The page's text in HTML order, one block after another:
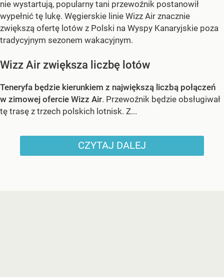
nie wystartują, popularny tani przewoźnik postanowił
wypełnić tę lukę. Węgierskie linie Wizz Air znacznie
zwiększą ofertę lotów z Polski na Wyspy Kanaryjskie poza
tradycyjnym sezonem wakacyjnym.
Wizz Air zwiększa liczbę lotów
Teneryfa będzie kierunkiem z największą liczbą połączeń
w zimowej ofercie Wizz Air. Przewoźnik będzie obsługiwał
tę trasę z trzech polskich lotnisk. Z...
CZYTAJ DALEJ